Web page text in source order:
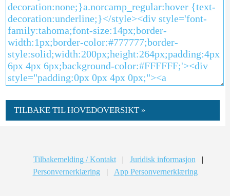
TILBAKE TIL HOVEDOVERSIKT »
Tilbakemelding / Kontakt | Juridisk informasjon
|
Personvernerklæring
| App Personvernerklæring